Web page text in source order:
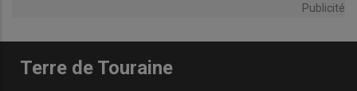
Publicité
Terre de Touraine